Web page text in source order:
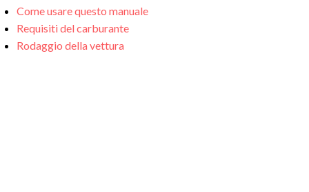
Come usare questo manuale
Requisiti del carburante
Rodaggio della vettura